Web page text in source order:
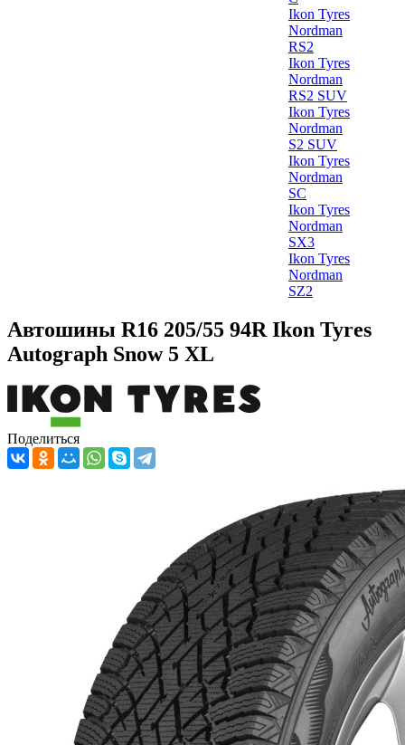
Ikon Tyres
Nordman
RS2
Ikon Tyres
Nordman
RS2 SUV
Ikon Tyres
Nordman
S2 SUV
Ikon Tyres
Nordman
SC
Ikon Tyres
Nordman
SX3
Ikon Tyres
Nordman
SZ2
Автошины R16 205/55 94R Ikon Tyres
Autograph Snow 5 XL
Поделиться